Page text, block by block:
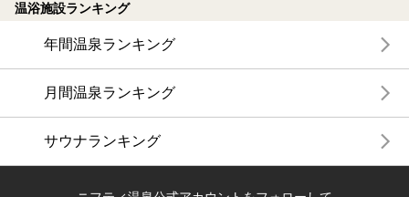
温浴施設ランキング
年間温泉ランキング
月間温泉ランキング
サウナランキング